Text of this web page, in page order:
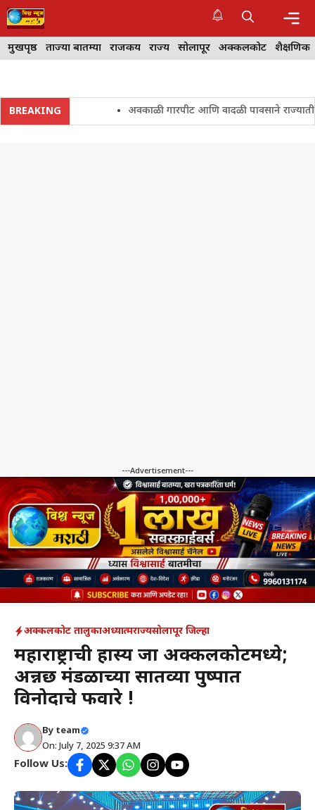
Skip
to
content
मुखपृष्ठ ताज्या बातम्या राजकीय राज्य सोलापूर अक्कलकोट शैक्षणिक
BREAKING अवकाळी गारपीट आणि वादळी पावसाने राज्यातील
---Advertisement---
अक्कलकोट तालुकाअध्यात्मराज्यसोलापूर जिल्हा
महाराष्ट्राची हास्य जत्रा अक्कलकोटमध्ये;
अन्नछत्र मंडळाच्या सातव्या पुष्पात
विनोदाचे फवारे !
By team
On: July 7, 2025 9:37 AM
Follow Us: